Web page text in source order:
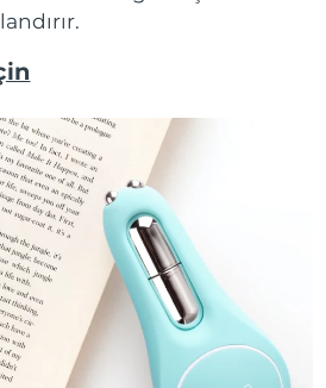
Tahmini teslim tarihi
Tahmini teslim tarihi
Tahmini teslim tarihi
09/08/2026
Tahmini teslim tarihi
13/08/2026